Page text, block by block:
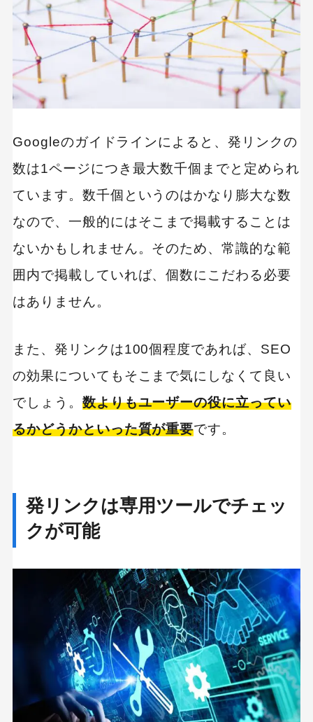
Googleのガイドラインによると、発リンクの
数は1ページにつき最大数千個までと定められ
ています。数千個というのはかなり膨大な数
なので、一般的にはそこまで掲載することは
ないかもしれません。そのため、常識的な範
囲内で掲載していれば、個数にこだわる必要
はありません。
また、発リンクは100個程度であれば、SEO
の効果についてもそこまで気にしなくて良い
でしょう。 数よりもユーザーの役に立ってい
るかどうかといった質が重要です。
発リンクは専用ツールでチェッ
クが可能